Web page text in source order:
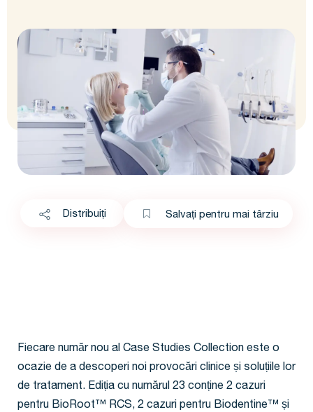
Distribuiți Salvați pentru mai târziu
Fiecare număr nou al Case Studies Collection este o
ocazie de a descoperi noi provocări clinice și soluțiile lor
de tratament. Ediția cu numărul 23 conține 2 cazuri
pentru BioRoot™ RCS, 2 cazuri pentru Biodentine™ și